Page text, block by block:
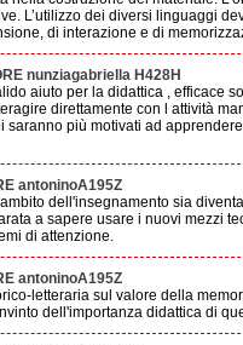
L’utilizzo dei diversi linguaggi
di interazione e di
nunziagabriella H428H
aiuto per la didattica , efficace
direttamente con l attività
saranno più motivati ad
antoninoA195Z
dell'insegnamento sia
a sapere usare i nuovi mezzi
di attenzione.
antoninoA195Z
letteraria sul valore della
dell'importanza didattica di